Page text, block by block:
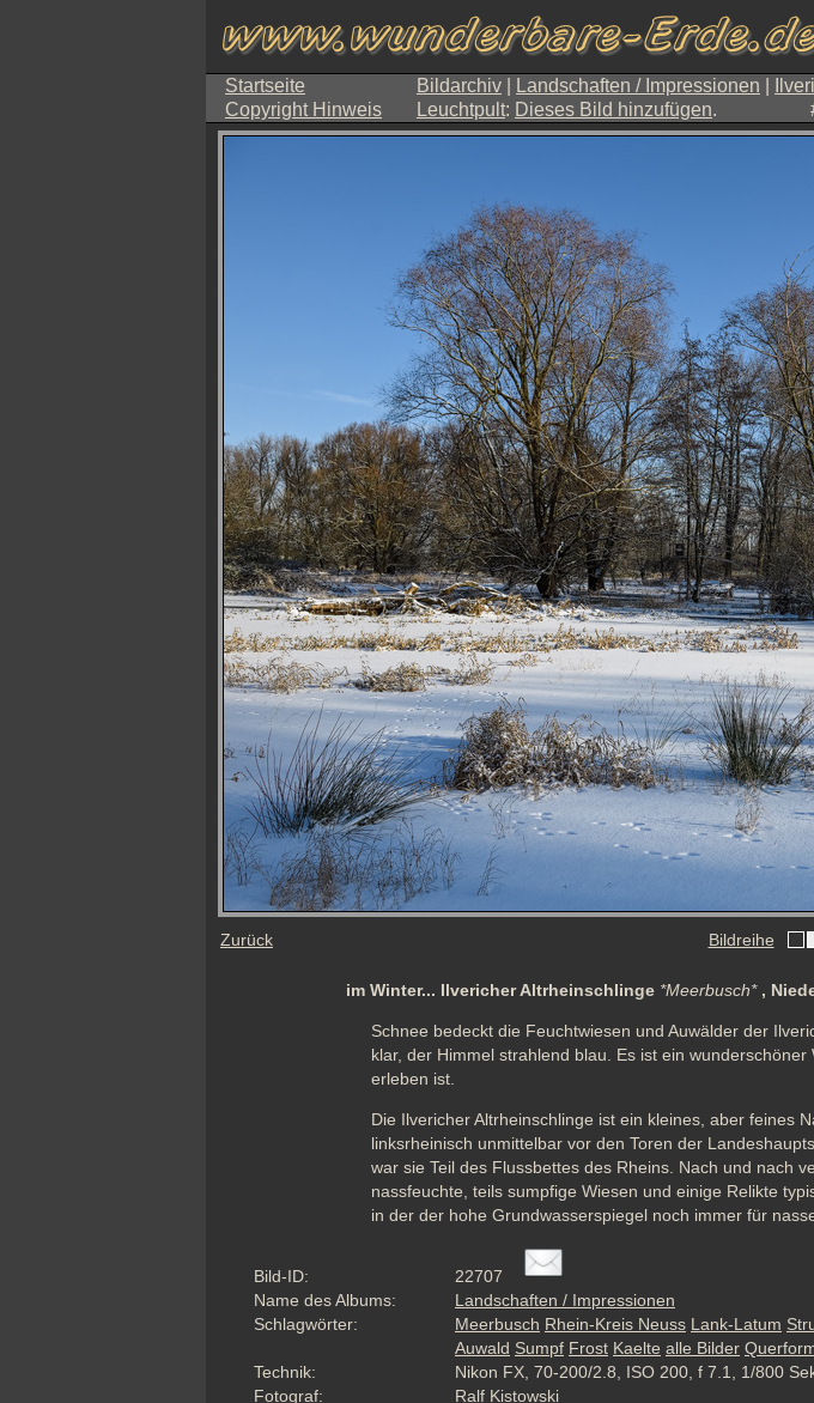
Startseite Bildarchiv Landschaften / Impressionen
Copyright Hinweis
Leuchtpult: Dieses Bild hinzufügen.
Zurück Bildreihe
im Winter... Ilvericher Altrheinschlinge *Meerbusch*,
Schnee bedeckt die Feuchtwiesen und Auwälder der
klar, der Himmel strahlend blau. Es ist ein
erleben ist.
Die Ilvericher Altrheinschlinge ist ein kleines, aber feines
linksrheinisch unmittelbar vor den Toren der
war sie Teil des Flussbettes des Rheins. Nach und nach
nassfeuchte, teils sumpfige Wiesen und einige Relikte
in der der hohe Grundwasserspiegel noch immer für
Bild-ID:
22707
Name des Albums:
Landschaften / Impressionen
Schlagwörter:
Meerbusch Rhein-Kreis Neuss Lank-Latum
Auwald Sumpf Frost Kaelte alle Bilder
Technik:
Nikon FX, 70-200/2.8, ISO 200, f 7.1, 1/800
Fotograf:
Ralf Kistowski